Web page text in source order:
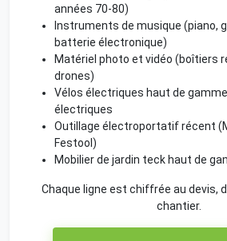
années 70-80)
Instruments de musique (piano,
batterie électronique)
Matériel photo et vidéo (boîtiers
drones)
Vélos électriques haut de
électriques
Outillage électroportatif récent
Festool)
Mobilier de jardin teck haut de
Chaque ligne est chiffrée au devis,
chantier.